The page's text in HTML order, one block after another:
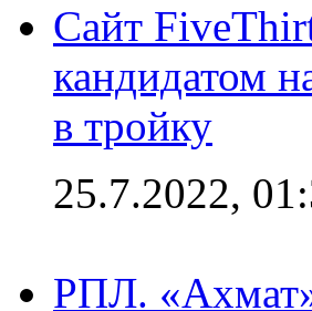
Сайт
кандидатом
в тройку
25.7.2022,
РПЛ. «Ахмат»